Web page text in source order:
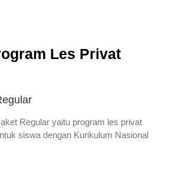
Les Privat
Regular yaitu program les privat
siswa dengan Kurikulum Nasional